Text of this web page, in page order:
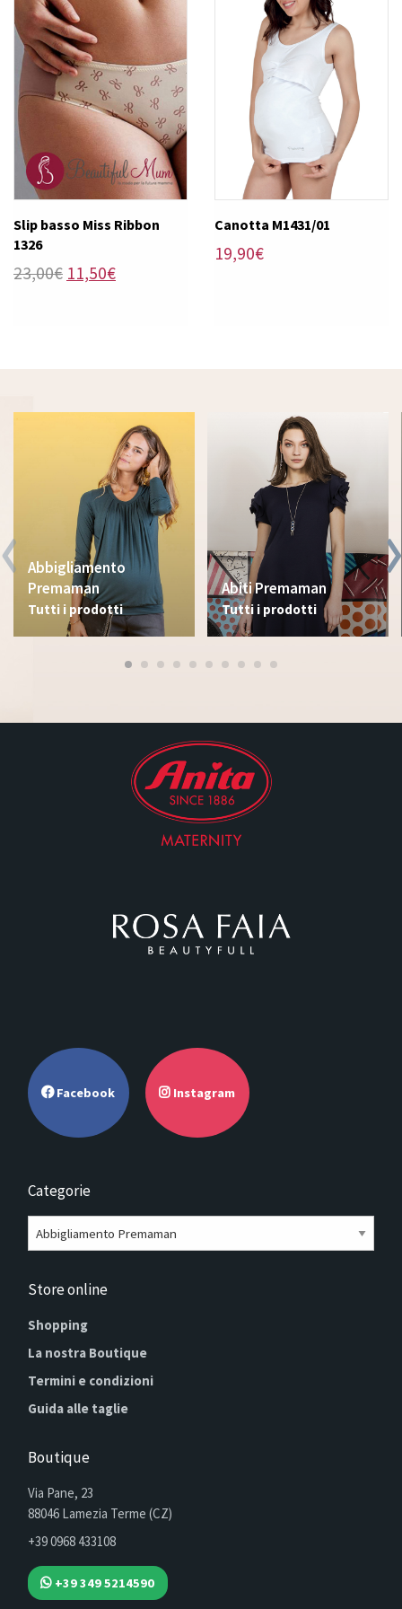
Slip basso Miss Ribbon
1326
23,00€ Il
11,50€Il
Canotta M1431/01
19,90€
Abbigliamento
Premaman
Tutti i prodotti
Abiti Premaman
Tutti i prodotti
Facebook Instagram
Categorie
Store online
Shopping
La nostra Boutique
Termini e condizioni
Guida alle taglie
Boutique
Via Pane, 23
88046 Lamezia Terme (CZ)
+39 0968 433108
+39 349 5214590